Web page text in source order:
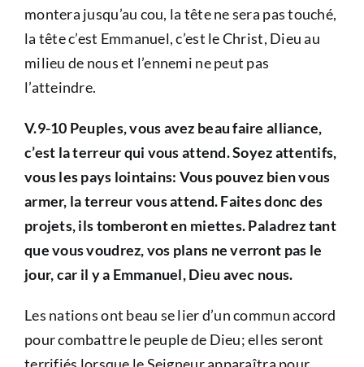
montera jusqu’au cou, la tête ne sera pas touché,
la tête c’est Emmanuel, c’est le Christ, Dieu au
milieu de nous et l’ennemi ne peut pas
l’atteindre.
V.9-10 Peuples, vous avez beau faire alliance,
c’est la terreur qui vous attend. Soyez attentifs,
vous les pays lointains: Vous pouvez bien vous
armer, la terreur vous attend. Faites donc des
projets, ils tomberont en miettes. Paladrez tant
que vous voudrez, vos plans ne verront pas le
jour, car il y a Emmanuel, Dieu avec nous.
Les nations ont beau se lier d’un commun accord
pour combattre le peuple de Dieu; elles seront